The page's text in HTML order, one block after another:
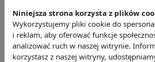
Niniejsza strona korzysta z plików
Wykorzystujemy pliki cookie do
i reklam, aby oferować funkcje
analizować ruch w naszej witrynie.
korzystasz z naszej witryny,